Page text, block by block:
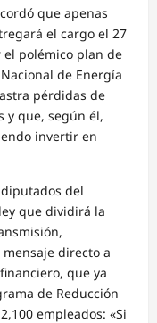
que apenas
el cargo el 27
el polémico plan de
de Energía
pérdidas de
y que, según él,
invertir en
del
que dividirá la
directo a
que ya
de Reducción
empleados: «Si